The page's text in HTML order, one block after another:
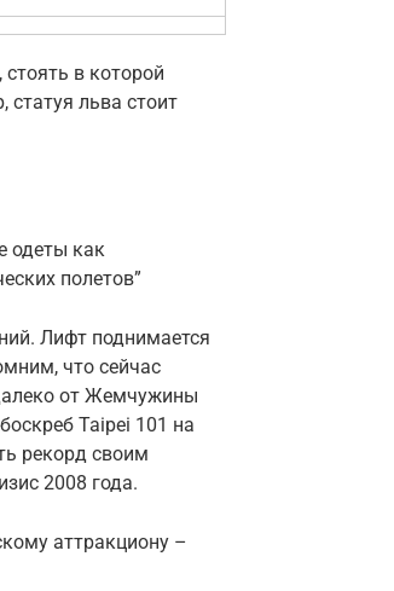
в которой
статуя льва стоит
одеты как
полетов”
Лифт поднимается
что сейчас
от Жемчужины
Taipei 101 на
рекорд своим
2008 года.
аттракциону –